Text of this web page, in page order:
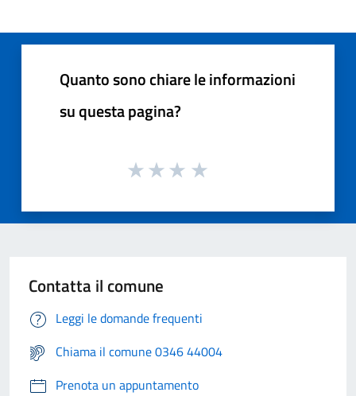
Quanto sono chiare le informazioni
su questa pagina?
Contatta il comune
Leggi le domande frequenti
Chiama il comune 0346 44004
Prenota un appuntamento